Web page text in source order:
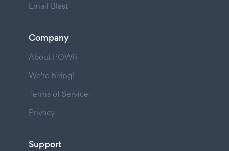
Email Blast
Company
About POWR
We're hiring!
Terms of Service
Privacy
Support